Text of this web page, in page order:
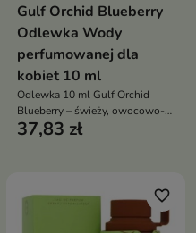
Gulf Orchid Blueberry
Odlewka Wody
perfumowanej dla
kobiet 10 ml
Odlewka 10 ml Gulf Orchid
Blueberry – świeży, owocowo-
piżmowy, lekki i elegancki
37,83 zł
favorite_border